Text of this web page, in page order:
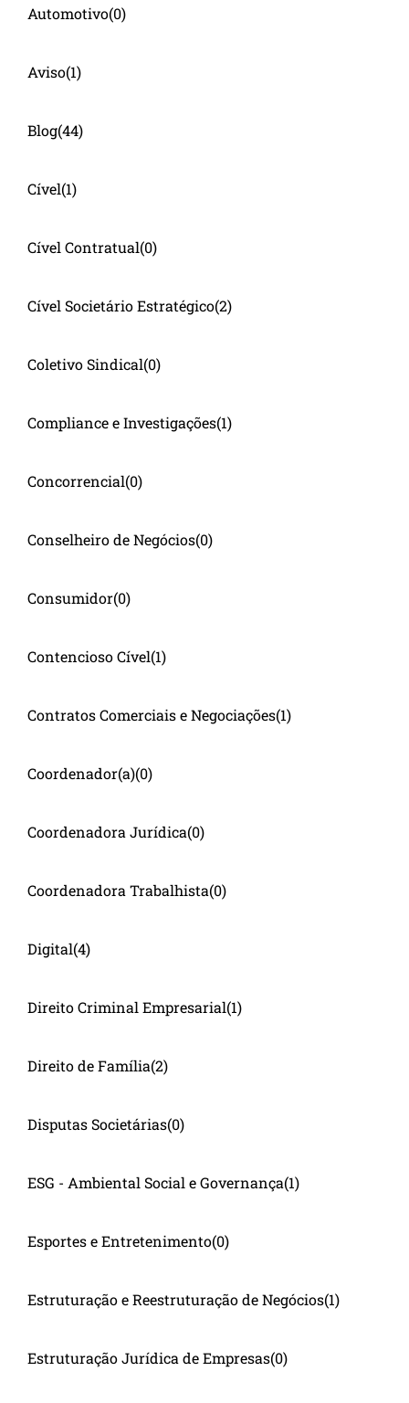
Automotivo(0)
Aviso(1)
Blog(44)
Cível(1)
Cível Contratual(0)
Cível Societário Estratégico(2)
Coletivo Sindical(0)
Compliance e Investigações(1)
Concorrencial(0)
Conselheiro de Negócios(0)
Consumidor(0)
Contencioso Cível(1)
Contratos Comerciais e Negociações(1)
Coordenador(a)(0)
Coordenadora Jurídica(0)
Coordenadora Trabalhista(0)
Digital(4)
Direito Criminal Empresarial(1)
Direito de Família(2)
Disputas Societárias(0)
ESG - Ambiental Social e Governança(1)
Esportes e Entretenimento(0)
Estruturação e Reestruturação de Negócios(1)
Estruturação Jurídica de Empresas(0)